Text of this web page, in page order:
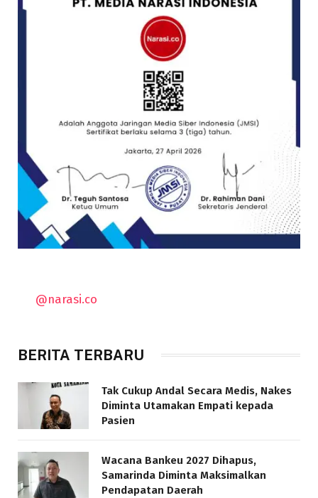
@narasi.co
BERITA TERBARU
Tak Cukup Andal Secara Medis, Nakes
Diminta Utamakan Empati kepada
Pasien
Wacana Bankeu 2027 Dihapus,
Samarinda Diminta Maksimalkan
Pendapatan Daerah